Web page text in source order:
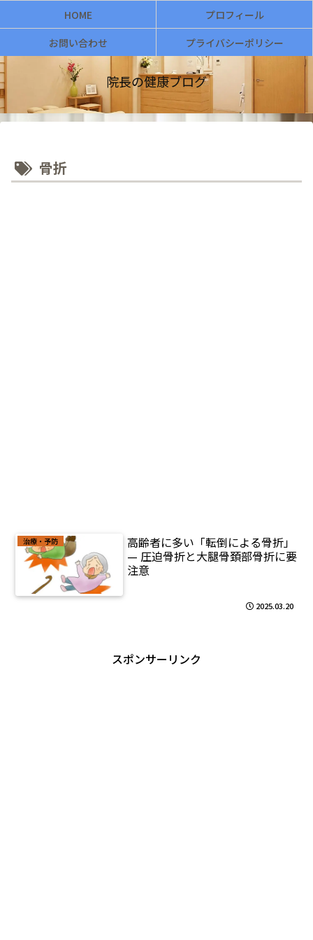
院長の健康ブログ
HOME
プロフィール
お問い合わせ
プライバシーポリシー
骨折
治療・予防
高齢者に多い「転倒による骨折」
— 圧迫骨折と大腿骨頚部骨折に要
注意
2025.03.20
スポンサーリンク